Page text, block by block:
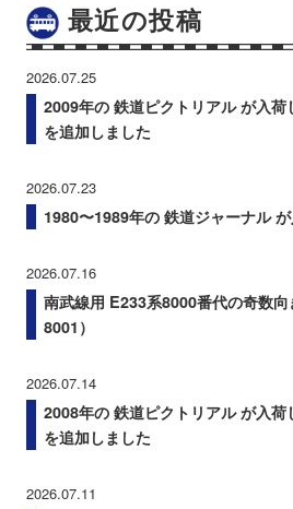
最近の投稿
2026.07.25
2009年の 鉄道ピクトリアル が入荷
を追加しました
2026.07.23
1980〜1989年の 鉄道ジャーナル
2026.07.16
南武線用 E233系8000番代の奇数
8001）
2026.07.14
2008年の 鉄道ピクトリアル が入荷
を追加しました
2026.07.11